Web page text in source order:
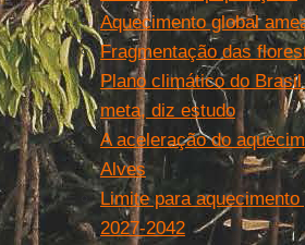
Aquecimento global
Fragmentação das
Plano climático do
meta, diz estudo
A aceleração do
Alves
Limite para
2027-2042